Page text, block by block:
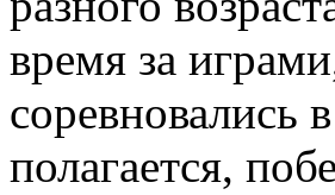
время за
соревновались
полагается,